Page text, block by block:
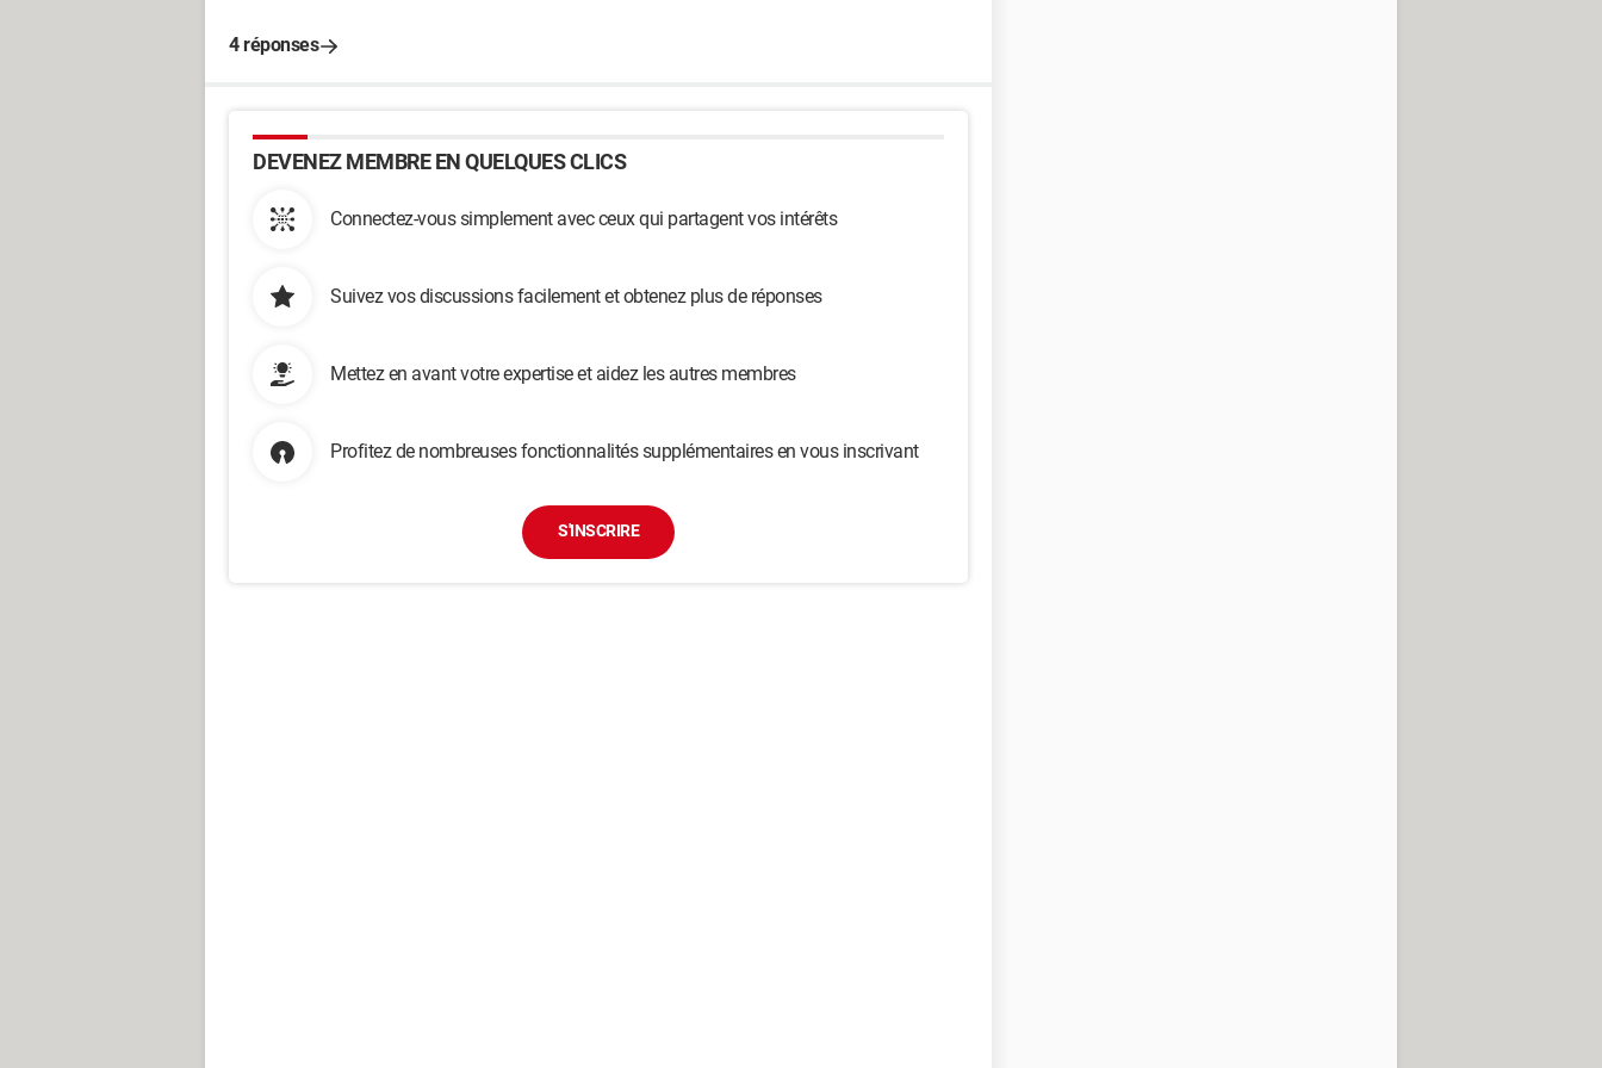
4 réponses
DEVENEZ MEMBRE EN QUELQUES CLICS
Connectez-vous simplement avec ceux qui partagent vos intérêts
Suivez vos discussions facilement et obtenez plus de réponses
Mettez en avant votre expertise et aidez les autres membres
Profitez de nombreuses fonctionnalités supplémentaires en vous inscrivant
S'INSCRIRE